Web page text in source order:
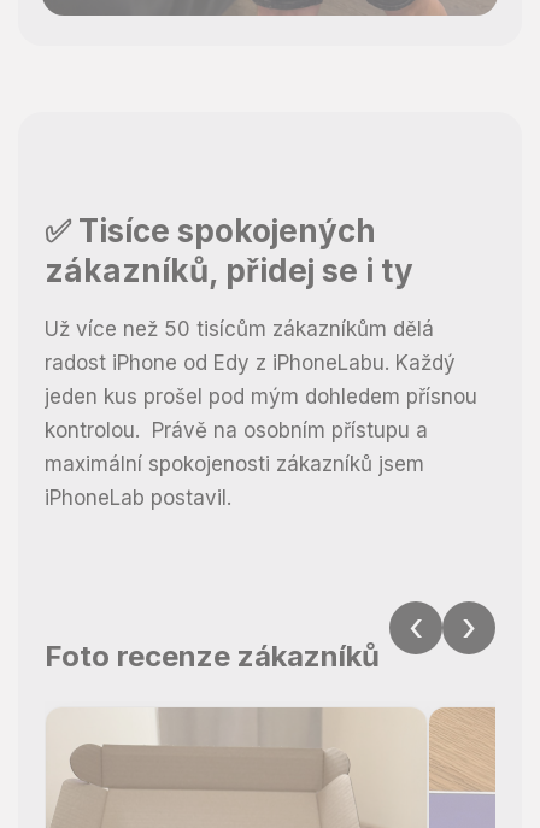
✅ Tisíce spokojených
zákazníků, přidej se i ty
Už více než 50 tisícům zákazníkům dělá
radost iPhone od Edy z iPhoneLabu. Každý
jeden kus prošel pod mým dohledem přísnou
kontrolou. Právě na osobním přístupu a
maximální spokojenosti zákazníků jsem
iPhoneLab postavil.
Foto recenze zákazníků
‹ ›